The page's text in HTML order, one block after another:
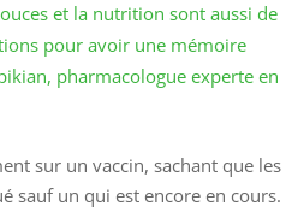
et la nutrition sont aussi de
pour avoir une mémoire
pharmacologue experte en
sur un vaccin, sachant que les
sauf un qui est encore en cours.